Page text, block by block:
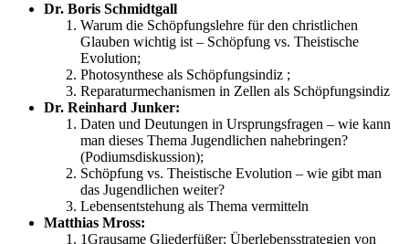
Dr. Boris Schmidtgall
Warum die Schöpfungslehre für den christlichen
Glauben wichtig ist – Schöpfung vs. Theistische
Evolution;
Photosynthese als Schöpfungsindiz ;
Reparaturmechanismen in Zellen als Schöpfungsindiz
Dr. Reinhard Junker:
Daten und Deutungen in Ursprungsfragen – wie kann
man dieses Thema Jugendlichen nahebringen?
(Podiumsdiskussion);
Schöpfung vs. Theistische Evolution – wie gibt man
das Jugendlichen weiter?
Lebensentstehung als Thema vermitteln
Matthias Mross:
1Grausame Gliederfüßer: Überlebensstrategien von